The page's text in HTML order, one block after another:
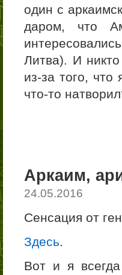
один с
даром, что
Литва). И
из-за того,
что-то
Аркаим,
24.05.2016
Сенсация от
Здесь.
Вот и я